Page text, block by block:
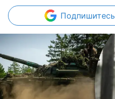
Подпишитесь